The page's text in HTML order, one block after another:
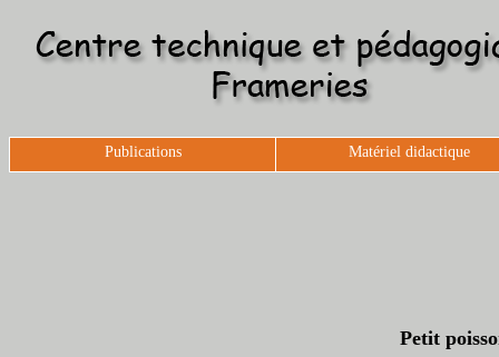
Publications Matériel didactique
Petit